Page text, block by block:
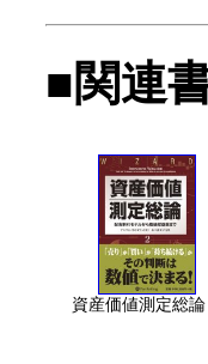
■関連
資産価値測定総論